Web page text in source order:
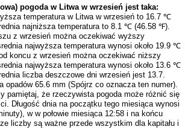
pogoda w Litwa w wrzesień jest taka:
temperatura w Litwa w wrzesień to 16.7 ℃
najniższa temperatura to 8.1 ℃ (46.58 ℉).
z wrzesień można oczekiwać wyższy
najwyższa temperatura wynosi około 19.9 ℃
koncu z wrzesień można oczekiwać niższy
najwyższa temperatura wynosi około 13.6 ℃
liczba deszczowe dni wrzesień jest 13.7.
opadów 65.6 mm (Spójrz co oznacza ten numer).
pamiętaj, że rzeczywista pogoda może różnić się
Długość dnia na początku tego miesiąca wynosi
w w połowie miesiąca 12:58 i na końcu
liczby są ważne przede wszystkim dla kapitału i